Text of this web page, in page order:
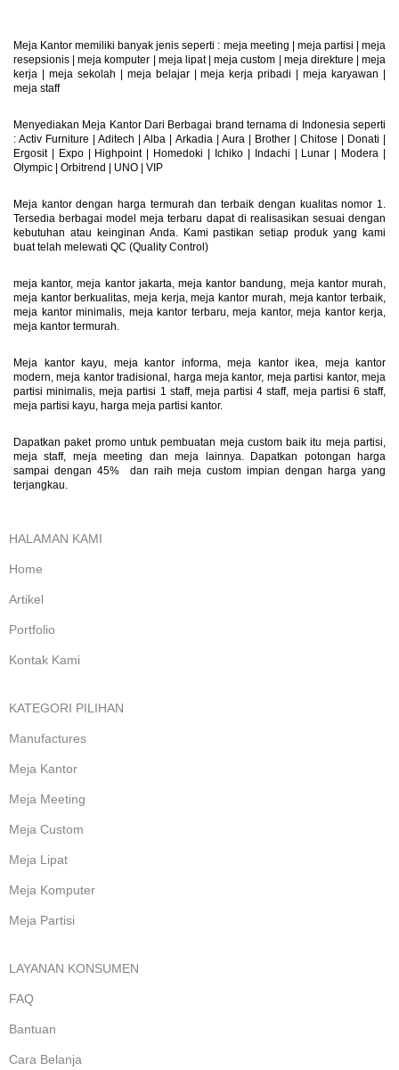
Meja Kantor memiliki banyak jenis seperti : meja meeting meja partisi |meja
resepsionis |meja komputer meja lipat|meja custom meja direkture |meja
kerja
meja sekolah meja belajar|meja kerja pribadi |meja karyawan
meja staff
Menyediakan Meja Kantor Dari Berbagai brand ternama di Indonesia seperti
: Activ Furniture |Aditech |Alba Arkadia| Aura| Brother| Chitose Donati
Ergosit| Expo| Highpoint| Homedoki Ichiko| Indachi Lunar Modera
Olympic
Orbitrend UNO VIP
Meja kantor dengan harga termurah dan terbaik dengan kualitas nomor 1.
Tersedia berbagai model meja terbaru dapat di realisasikan sesuai dengan
kebutuhan atau keinginan Anda. Kami pastikan setiap produk yang kami
buat telah melewati QC (Quality Control)
meja kantor, meja kantor jakarta, meja kantor bandung, meja kantor murah,
meja kantor berkualitas, meja kerja, meja kantor murah, meja kantor terbaik,
meja kantor minimalis, meja kantor terbaru, meja kantor, meja kantor kerja,
meja kantor termurah.
Meja kantor kayu, meja kantor informa, meja kantor ikea, meja kantor
modern, meja kantor tradisional, harga meja kantor, meja partisi kantor, meja
partisi minimalis, meja partisi 1 staff, meja partisi 4 staff, meja partisi 6 staff,
meja partisi kayu, harga meja partisi kantor.
Dapatkan paket promo untuk pembuatan meja custom baik itu meja partisi,
meja staff, meja meeting dan meja lainnya. Dapatkan potongan harga
sampai dengan 45% dan raih meja custom impian dengan harga yang
terjangkau.
HALAMAN KAMI
Home
Artikel
Portfolio
Kontak Kami
KATEGORI PILIHAN
Manufactures
Meja Kantor
Meja Meeting
Meja Custom
Meja Lipat
Meja Komputer
Meja Partisi
LAYANAN KONSUMEN
FAQ
Bantuan
Cara Belanja